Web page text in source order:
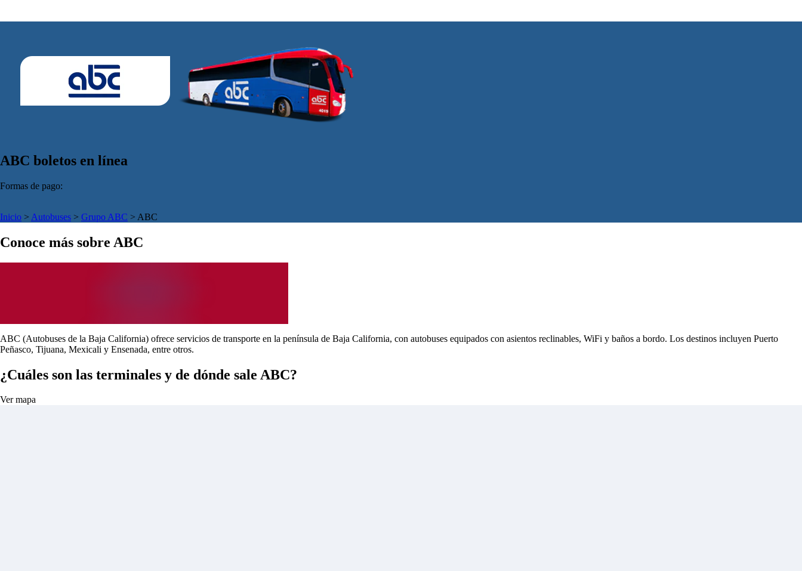
ABC boletos en línea
Formas de pago:
Inicio > Autobuses > Grupo ABC > ABC
Conoce más sobre ABC
ABC (Autobuses de la Baja California) ofrece servicios de transporte en la península de Baja California, con autobuses equipados con asientos reclinables, WiFi y baños a bordo. Los destinos incluyen Puerto
Peñasco, Tijuana, Mexicali y Ensenada, entre otros.
¿Cuáles son las terminales y de dónde sale ABC?
Ver mapa